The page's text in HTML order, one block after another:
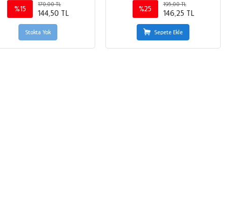
%15
170,00 TL
144,50 TL
Stokta Yok
%25
195,00 TL
146,25 TL
Sepete Ekle